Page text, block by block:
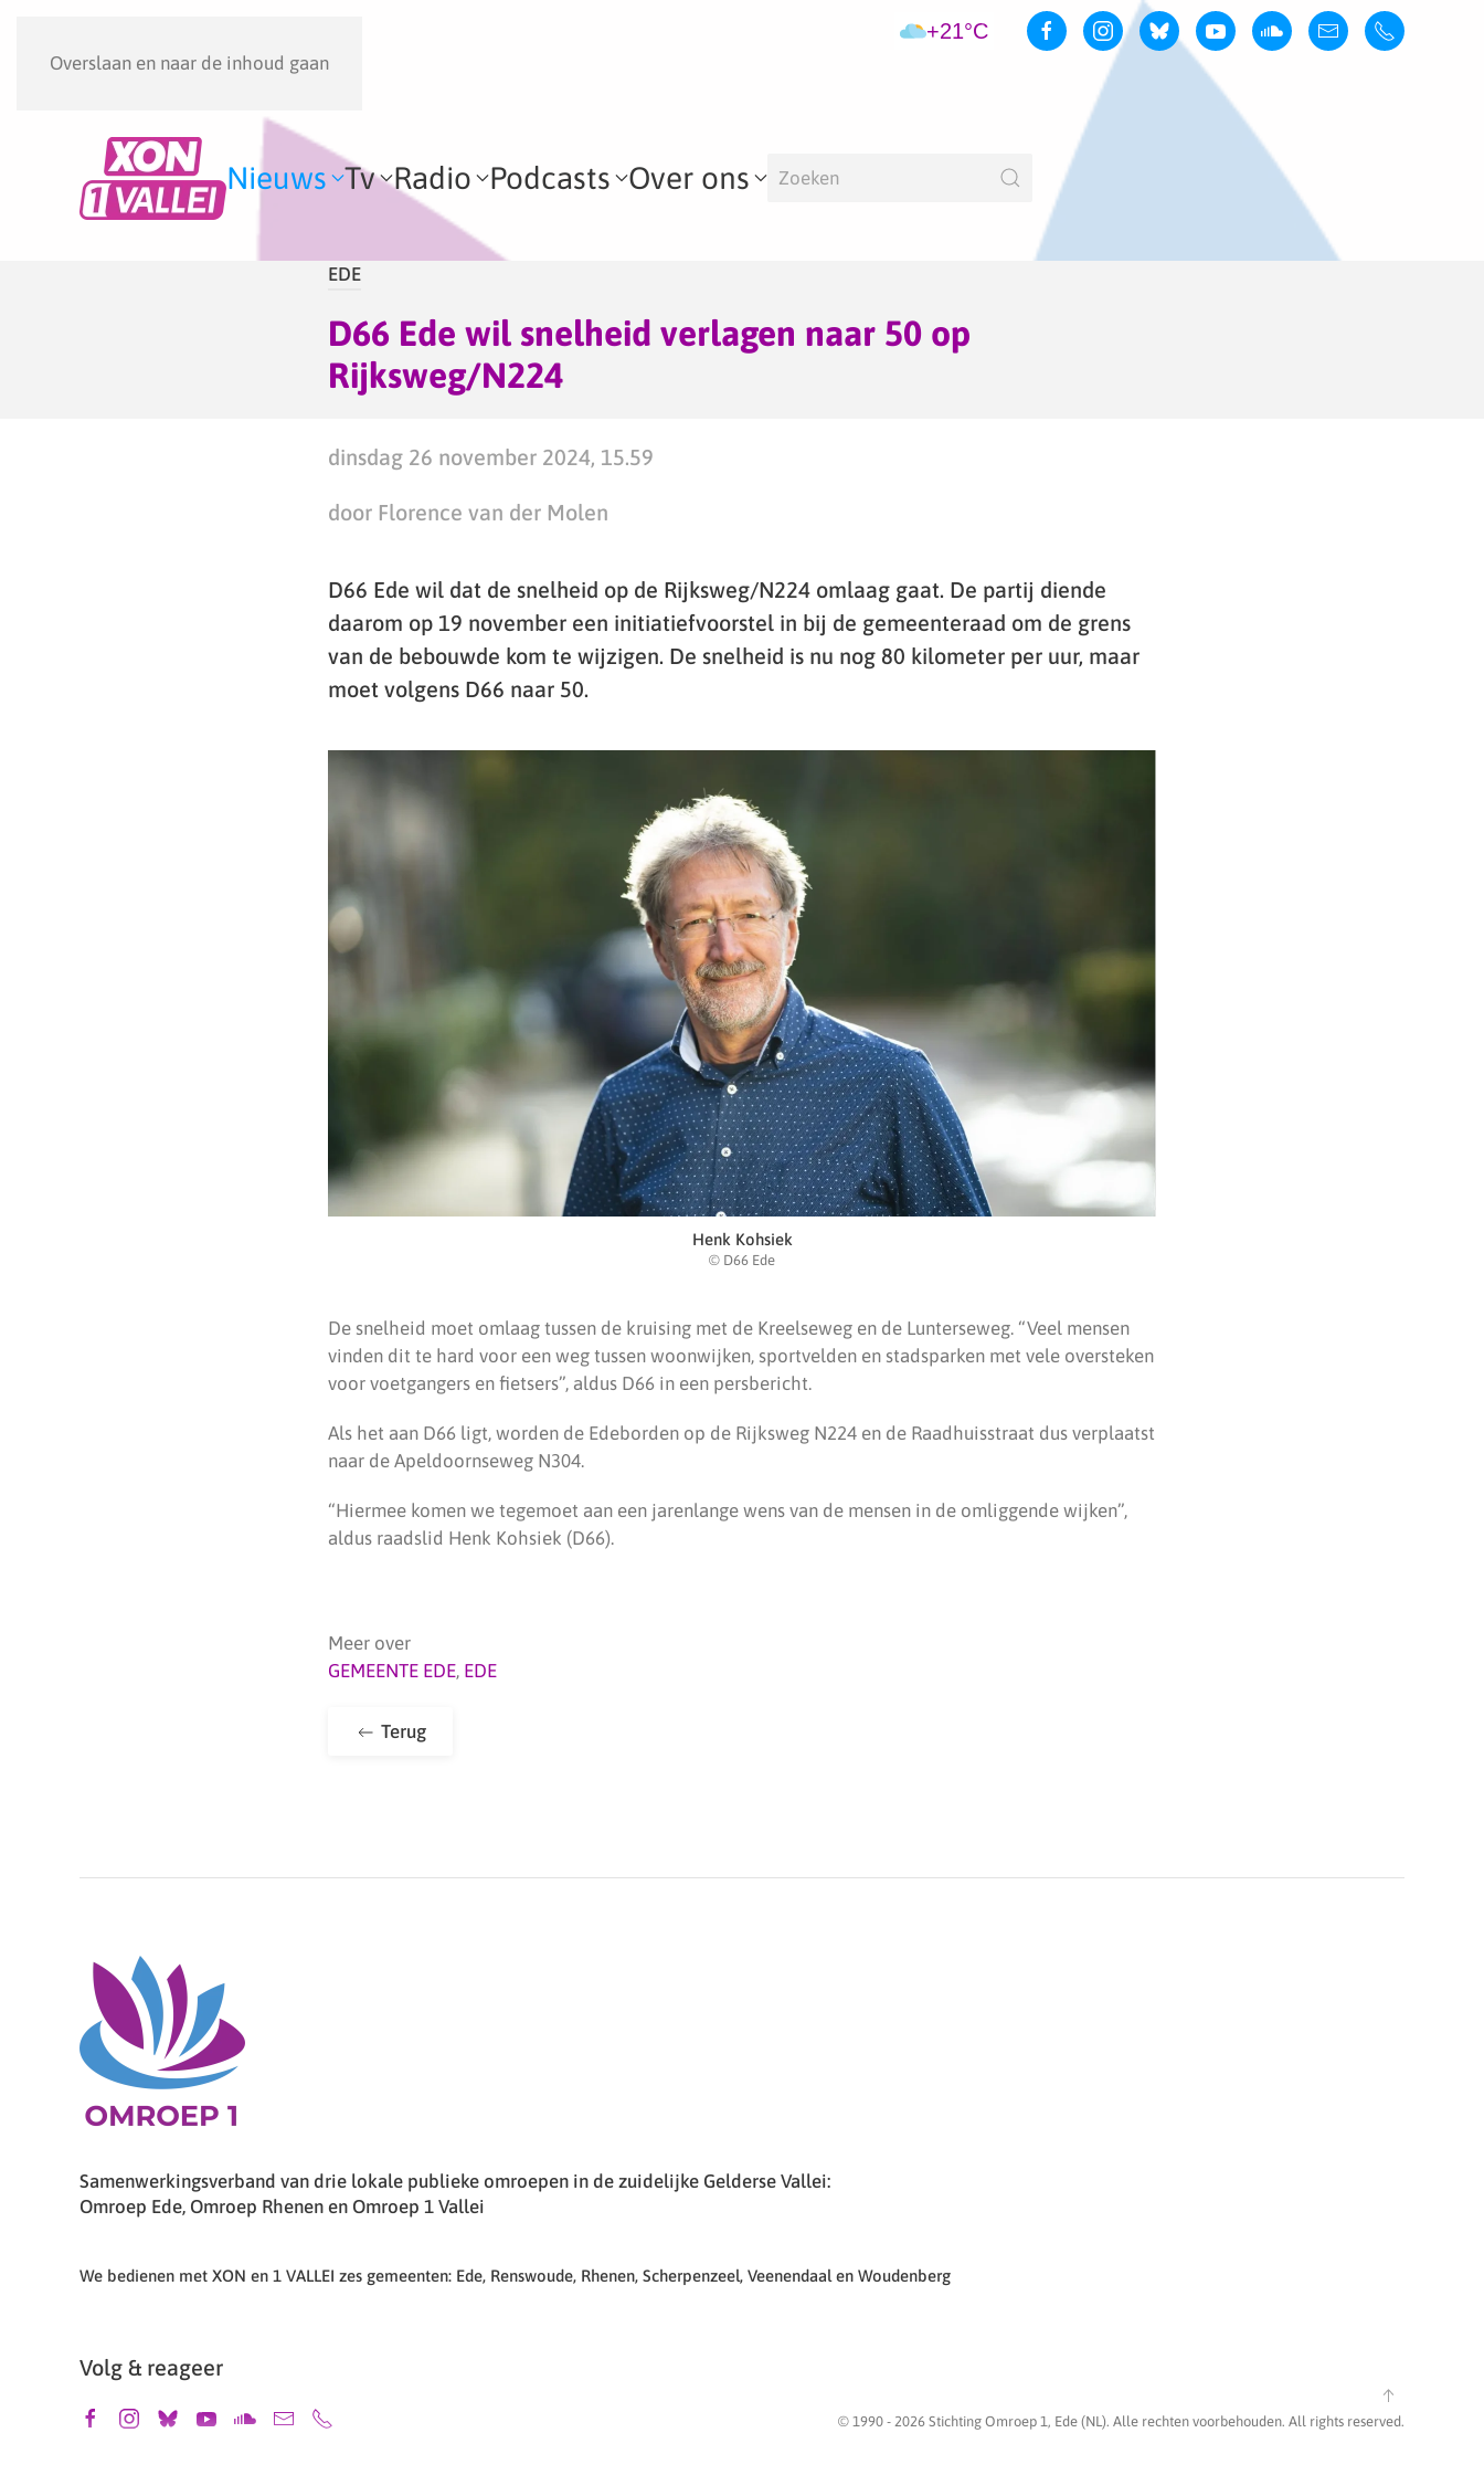
Overslaan en naar de inhoud gaan
+21°C
Nieuws Tv Radio Podcasts Over ons
EDE
D66 Ede wil snelheid verlagen naar 50 op
Rijksweg/N224
dinsdag 26 november 2024, 15.59
door Florence van der Molen
D66 Ede wil dat de snelheid op de Rijksweg/N224 omlaag gaat. De partij diende
daarom op 19 november een initiatiefvoorstel in bij de gemeenteraad om de grens
van de bebouwde kom te wijzigen. De snelheid is nu nog 80 kilometer per uur, maar
moet volgens D66 naar 50.
Henk Kohsiek
© D66 Ede
De snelheid moet omlaag tussen de kruising met de Kreelseweg en de Lunterseweg. “Veel mensen
vinden dit te hard voor een weg tussen woonwijken, sportvelden en stadsparken met vele oversteken
voor voetgangers en fietsers”, aldus D66 in een persbericht.
Als het aan D66 ligt, worden de Edeborden op de Rijksweg N224 en de Raadhuisstraat dus verplaatst
naar de Apeldoornseweg N304.
“Hiermee komen we tegemoet aan een jarenlange wens van de mensen in de omliggende wijken”,
aldus raadslid Henk Kohsiek (D66).
Meer over
GEMEENTE EDE, EDE
Terug
Samenwerkingsverband van drie lokale publieke omroepen in de zuidelijke Gelderse Vallei:
Omroep Ede, Omroep Rhenen en Omroep 1 Vallei
We bedienen met XON en 1 VALLEI zes gemeenten: Ede, Renswoude, Rhenen, Scherpenzeel, Veenendaal en Woudenberg
Volg & reageer
© 1990 - 2026 Stichting Omroep 1, Ede (NL). Alle rechten voorbehouden. All rights reserved.